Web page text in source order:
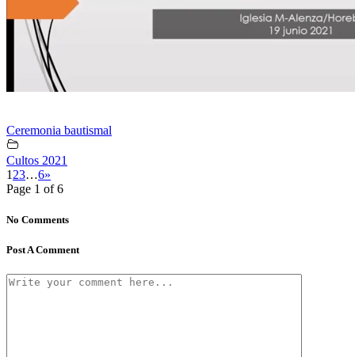
Ceremonia bautismal
Cultos 2021
1 23…6»
Page 1 of 6
No Comments
Post A Comment